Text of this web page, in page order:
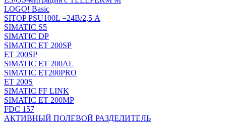
LOGO! Basic
SITOP PSU100L =24В/2,5 A
SIMATIC S5
SIMATIC DP
SIMATIC ET 200SP
ET 200SP
SIMATIC ET 200AL
SIMATIC ET200PRO
ET 200S
SIMATIC FF LINK
SIMATIC ET 200MP
FDC 157
АКТИВНЫЙ ПОЛЕВОЙ РАЗДЕЛИТЕЛЬ